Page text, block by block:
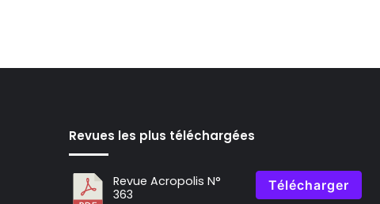
Revues les plus téléchargées
Revue Acropolis N°
363
Télécharger